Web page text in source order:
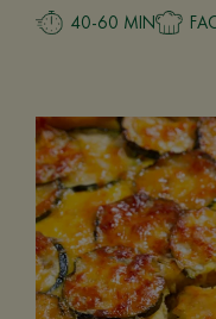
40-60 MIN